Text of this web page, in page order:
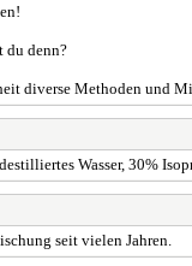
du denn?
diverse Methoden und
Wasser, 30%
seit vielen Jahren.